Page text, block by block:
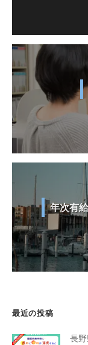
年次有
最近の投稿
長